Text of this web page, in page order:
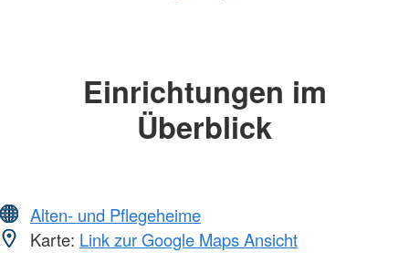
Einrichtungen im
Überblick
Alten- und Pflegeheime
Karte: Link zur Google Maps Ansicht